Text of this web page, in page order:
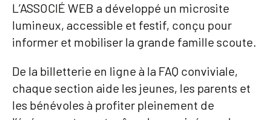
L’ASSOCIÉ WEB a développé un microsite
lumineux, accessible et festif, conçu pour
informer et mobiliser la grande famille scoute.
De la billetterie en ligne à la FAQ conviviale,
chaque section aide les jeunes, les parents et
les bénévoles à profiter pleinement de